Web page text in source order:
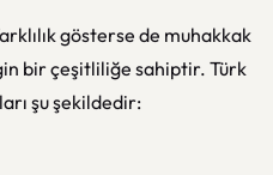
gösterse de muhakkak
bir çeşitliliğe sahiptir. Türk
şu şekildedir: